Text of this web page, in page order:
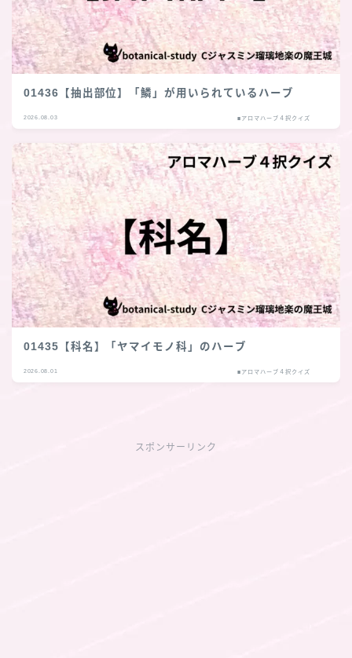
01436【抽出部位】「鱗」が用いられているハーブ
2026.08.03 ■アロマハーブ４択クイズ
01435【科名】「ヤマイモノ科」のハーブ
2026.08.01 ■アロマハーブ４択クイズ
スポンサーリンク